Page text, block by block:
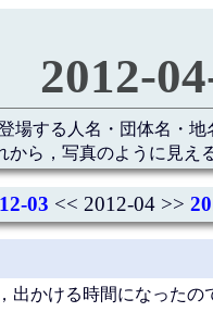
2012-
場する人名・団体名・
ら，写真のように見え
03 << 2012-04 >>
出かける時間になったの